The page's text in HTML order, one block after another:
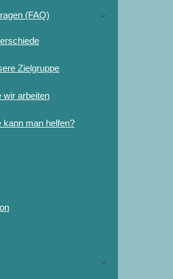
(FAQ)
Zielgruppe
wir arbeiten
kann man helfen?